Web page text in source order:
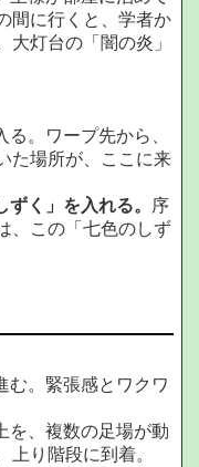
間に行くと、学者か
大灯台の「闇の炎」
。ワープ先から、
た場所が、ここに来
ずく」を入れる。
序
、この「七色のしず
む。緊張感とワクワ
を、複数の足場が動
上り階段に到着。